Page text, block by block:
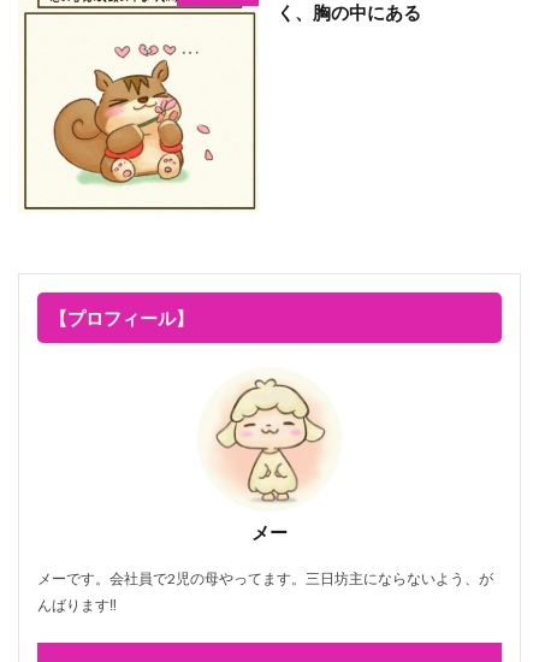
く、胸の中にある
【プロフィール】
メー
メーです。会社員で2児の母やってます。三日坊主にならないよう、が
んばります‼